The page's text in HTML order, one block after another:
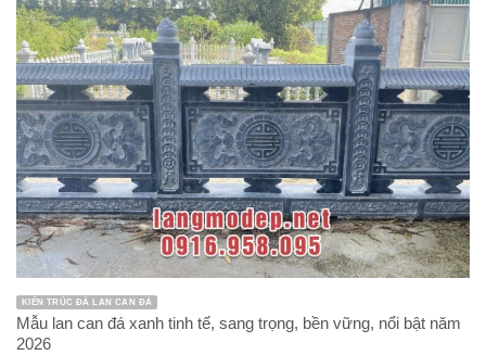
KIẾN TRÚC ĐÁ LAN CAN ĐÁ
Mẫu lan can đá xanh tinh tế, sang trọng, bền vững, nổi bật năm
2026